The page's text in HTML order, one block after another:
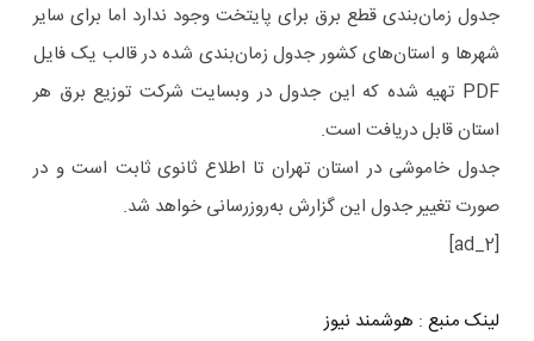
جدول زمان‌بندی قطع برق برای پایتخت وجود ندارد اما برای سایر
شهرها و استان‌های کشور جدول زمان‌بندی شده در قالب یک فایل
PDF تهیه شده که این جدول در وبسایت شرکت توزیع برق هر
استان قابل دریافت است.
جدول خاموشی در استان تهران تا اطلاع ثانوی ثابت است و در
صورت تغییر جدول این گزارش به‌روزرسانی خواهد شد.
[ad_2]
لینک منبع : هوشمند نیوز